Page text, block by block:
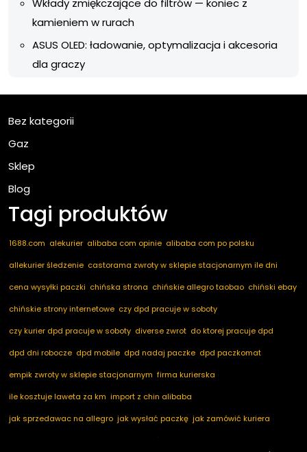
Wkłady zmiękczające do filtrów — koniec z
kamieniem w rurach
ASUS OLED: ładowanie, optymalizacja i akcesoria
dla graczy
Bez kategorii
Gaz
Sklep
Blog
Tagi produktów
1688.com alekurier alibaba com opinie alibaba com po polsku
allekurier śledzenie castorama zwroty w sklepie stacjonarnym ile dni
cena wysyłki paczki chińska strona chińskie allegro taobao chiński ebay
chińskie strony internetowe czy dpd pracuje w soboty
czy kurier dpd pracuje w soboty diverse zwrot do ktorej pracuje dpd
dpd dni robocze dpd mobile dpd nadaj paczke dpd paczkomat
empik zwroty w sklepie stacjonarnym firma kurierska
ile kosztuje laweta za km import z chin alibaba
jak sprzedawac na allegro jak wysłać paczkę jak zamówić kuriera
marketplace ogłoszenia